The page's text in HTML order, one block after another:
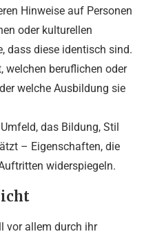
Hinweise auf Personen
oder kulturellen
dass diese identisch sind.
welchen beruflichen oder
welche Ausbildung sie
das Bildung, Stil
– Eigenschaften, die
widerspiegeln.
vor allem durch ihr